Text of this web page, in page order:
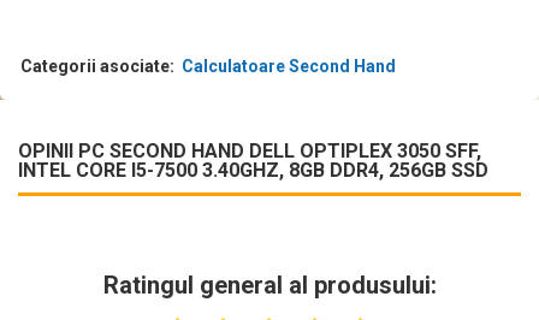
Categorii asociate: Calculatoare Second Hand
OPINII PC SECOND HAND DELL OPTIPLEX 3050 SFF,
INTEL CORE I5-7500 3.40GHZ, 8GB DDR4, 256GB SSD
Ratingul general al produsului: